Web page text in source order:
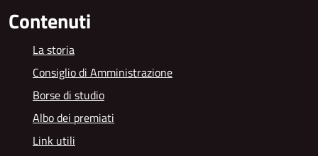
Contenuti
La storia
Consiglio di Amministrazione
Borse di studio
Albo dei premiati
Link utili